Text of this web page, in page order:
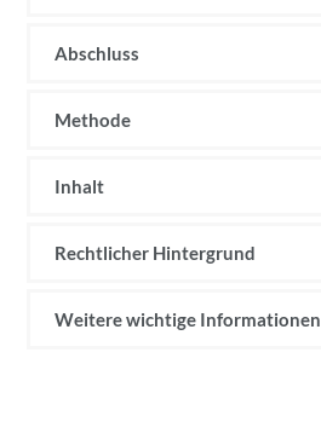
Abschluss
Methode
Inhalt
Rechtlicher Hintergrund
Weitere wichtige Informationen